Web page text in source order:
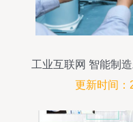
工业互联网 智能制
更新时间：